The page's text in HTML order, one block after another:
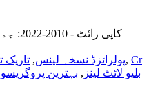
© کاپی رائٹ - 2010-2022: جملہ حقوق محفوظ ہیں۔
پولرائزڈ نسخہ لینس, تاریک , Cr
39 بلیو لائٹ لینز , بہترین